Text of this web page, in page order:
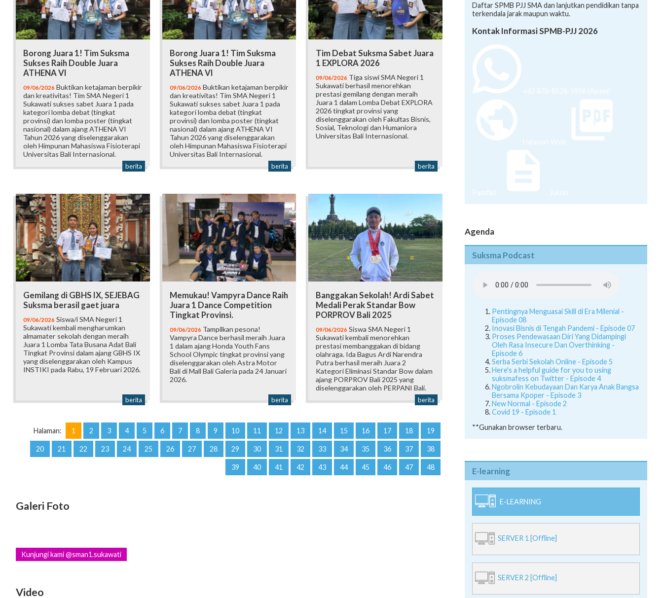
Borong Juara 1! Tim Suksma
Sukses Raih Double Juara
ATHENA VI
09/06/2026 Buktikan ketajaman berpikir
dan kreativitas! Tim SMA Negeri 1
Sukawati sukses sabet Juara 1 pada
kategori lomba debat (tingkat
provinsi) dan lomba poster (tingkat
nasional) dalam ajang ATHENA VI
Tahun 2026 yang diselenggarakan
oleh Himpunan Mahasiswa Fisioterapi
Universitas Bali Internasional.
berita
Borong Juara 1! Tim Suksma
Sukses Raih Double Juara
ATHENA VI
09/06/2026 Buktikan ketajaman berpikir
dan kreativitas! Tim SMA Negeri 1
Sukawati sukses sabet Juara 1 pada
kategori lomba debat (tingkat
provinsi) dan lomba poster (tingkat
nasional) dalam ajang ATHENA VI
Tahun 2026 yang diselenggarakan
oleh Himpunan Mahasiswa Fisioterapi
Universitas Bali Internasional.
berita
Tim Debat Suksma Sabet Juara
1 EXPLORA 2026
09/06/2026 Tiga siswi SMA Negeri 1
Sukawati berhasil menorehkan
prestasi gemilang dengan meraih
Juara 1 dalam Lomba Debat EXPLORA
2026 tingkat provinsi yang
diselenggarakan oleh Fakultas Bisnis,
Sosial, Teknologi dan Humaniora
Universitas Bali Internasional.
berita
Gemilang di GBHS IX, SEJEBAG
Suksma berasil gaet juara
09/06/2026 Siswa/i SMA Negeri 1
Sukawati kembali mengharumkan
almamater sekolah dengan meraih
Juara 1 Lomba Tata Busana Adat Bali
Tingkat Provinsi dalam ajang GBHS IX
yang diselenggarakan oleh Kampus
INSTIKI pada Rabu, 19 Februari 2026.
berita
Memukau! Vampyra Dance Raih
Juara 1 Dance Competition
Tingkat Provinsi.
09/06/2026 Tampilkan pesona!
Vampyra Dance berhasil meraih Juara
1 dalam ajang Honda Youth Fans
School Olympic tingkat provinsi yang
diselenggarakan oleh Astra Motor
Bali di Mall Bali Galeria pada 24 Januari
2026.
berita
Banggakan Sekolah! Ardi Sabet
Medali Perak Standar Bow
PORPROV Bali 2025
09/06/2026 Siswa SMA Negeri 1
Sukawati kembali menorehkan
prestasi membanggakan di bidang
olahraga. Ida Bagus Ardi Narendra
Putra berhasil meraih Juara 2
Kategori Eliminasi Standar Bow dalam
ajang PORPROV Bali 2025 yang
diselenggarakan oleh PERPANI Bali.
berita
Halaman: 1 2 3 4 5 6 7 8 9 10 11 12 13 14 15 16 17 18 19
20 21 22 23 24 25 26 27 28 29 30 31 32 33 34 35 36 37 38
39 40 41 42 43 44 45 46 47 48
Galeri Foto
Kunjungi kami @sman1.sukawati
Video
Daftar SPMB PJJ SMA dan lanjutkan pendidikan tanpa
terkendala jarak maupun waktu.
Kontak Informasi SPMB-PJJ 2026
+62 878-8528-5958 (Ayumi)
Halaman Web
Pamflet Juknis
Agenda
Suksma Podcast
Pentingnya Menguasai Skill di Era Milenial -
Episode 08
Inovasi Bisnis di Tengah Pandemi - Episode 07
Proses Pendewasaan Diri Yang Didampingi
Oleh Rasa Insecure Dan Overthinking -
Episode 6
Serba Serbi Sekolah Online - Episode 5
Here's a helpful guide for you to using
suksmafess on Twitter - Episode 4
Ngobrolin Kebudayaan Dan Karya Anak Bangsa
Bersama Kpoper - Episode 3
New Normal - Episode 2
Covid 19 - Episode 1
**Gunakan browser terbaru.
E-learning
E-LEARNING
SERVER 1 [Offline]
SERVER 2 [Offline]